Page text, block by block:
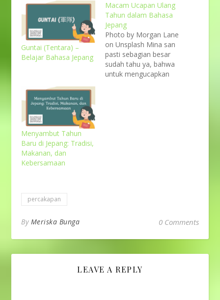
Guntai (Tentara) –
Belajar Bahasa Jepang
Macam Ucapan Ulang
Tahun dalam Bahasa
Jepang
Photo by Morgan Lane
on Unsplash Mina san
pasti sebagian besar
sudah tahu ya, bahwa
untuk mengucapkan
Menyambut Tahun
Baru di Jepang: Tradisi,
Makanan, dan
Kebersamaan
percakapan
By Meriska Bunga 0 Comments
LEAVE A REPLY